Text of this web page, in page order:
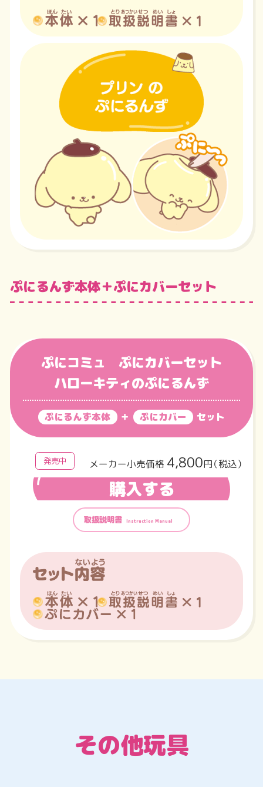
ぷにるんず本体＋ぷにカバーセット
ぷにコミュ ぷにカバーセット
ハローキティのぷにるんず
ぷにるんず本体 ＋ ぷにカバー セット
発売中 メーカー小売価格 4,800円（税込）
購入する
取扱説明書 Instruction Manual
その他玩具